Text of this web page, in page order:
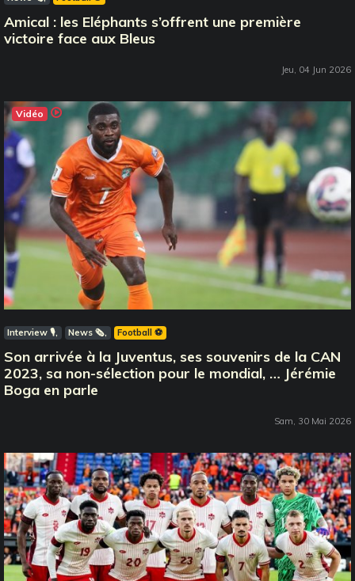
Amical : les Eléphants s’offrent une première
victoire face aux Bleus
Jeu, 04 Jun 2026
Vidéo
Interview 🎙️ News 🗞️ Football ⚽️
Son arrivée à la Juventus, ses souvenirs de la CAN
2023, sa non-sélection pour le mondial, … Jérémie
Boga en parle
Sam, 30 Mai 2026